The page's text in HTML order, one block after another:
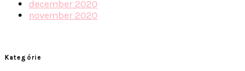
december 2020
november 2020
Kategórie